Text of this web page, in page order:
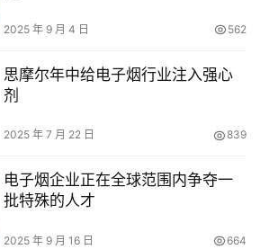
2025 年 9 月 4 日 562
思摩尔年中给电子烟行业注入强心
剂
2025 年 7 月 22 日 839
电子烟企业正在全球范围内争夺一
批特殊的人才
2025 年 9 月 16 日 664